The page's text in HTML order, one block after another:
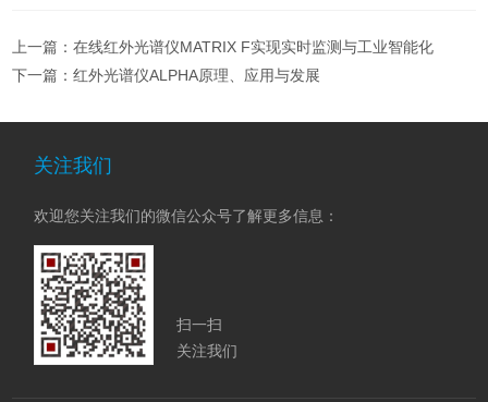
上一篇：在线红外光谱仪MATRIX F实现实时监测与工业智能化
下一篇：红外光谱仪ALPHA原理、应用与发展
关注我们
欢迎您关注我们的微信公众号了解更多信息：
扫一扫
关注我们